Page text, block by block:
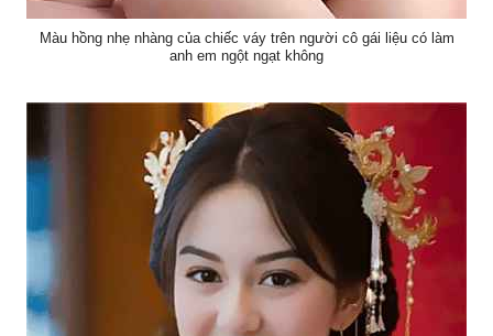
Màu hồng nhẹ nhàng của chiếc váy trên người cô gái liệu có làm
anh em ngột ngạt không